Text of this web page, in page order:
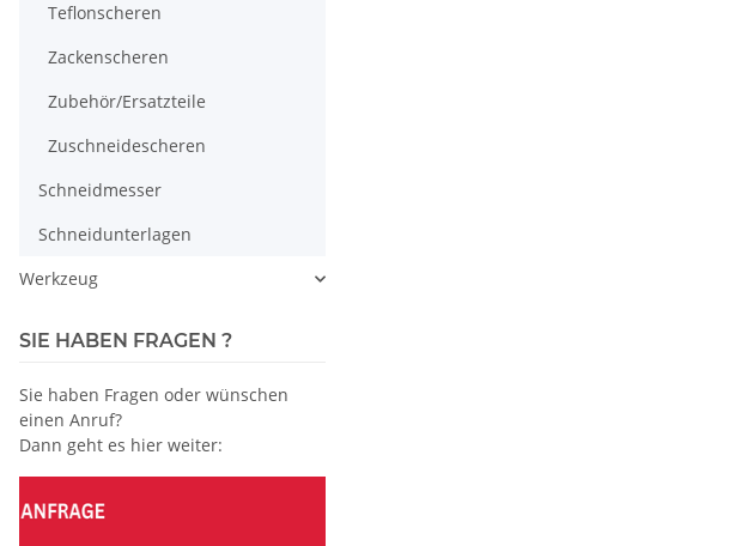
Teflonscheren
Zackenscheren
Zubehör/Ersatzteile
Zuschneidescheren
Schneidmesser
Schneidunterlagen
Werkzeug
SIE HABEN FRAGEN ?
Sie haben Fragen oder wünschen
einen Anruf?
Dann geht es hier weiter: